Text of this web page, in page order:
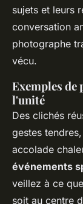
sujets et leurs
conversation
photographe
vécu.
Exemples
l'unité
Des clichés
gestes
accolade
événements
veillez à ce
soit au centre